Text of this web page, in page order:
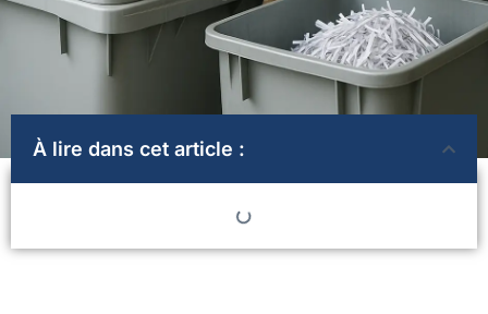
À lire dans cet article :